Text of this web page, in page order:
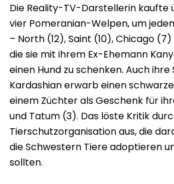
Die Reality-TV-Darstellerin kaufte
vier Pomeranian-Welpen, um
– North (12), Saint (10), Chicago
die sie mit ihrem Ex-Ehemann
einen Hund zu schenken. Auch
Kardashian erwarb einen
einem Züchter als Geschenk für
und Tatum (3). Das löste Kritik
Tierschutzorganisation aus, die
die Schwestern Tiere adoptieren
sollten.